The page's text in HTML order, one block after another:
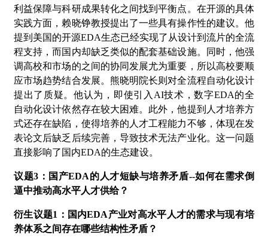
利益保障与科研成果转化之间找到平衡点。在开源的具体
实践方面，赖晓铮教授提出了一些具有操作性的建议。他
提到美国的开源EDA生态已经实现了从设计到流片的全流
程支持，而国内却缺乏类似的配套基础设施。同时，他强
调高校和市场的之间的协同发展尤为重要，所以高校要顺
应市场趋势结合发展。 熊晓明院长则对全流程自动化设计
提出了质疑。他认为，即使引入 AI技术，数字EDA的全
自动化设计依然存在较大困难。此外，他提到人才培养方
式还存在缺陷，使得培养的人才工程能力不够，体现在发
表论文后缺乏后续完善，导致技术无法产业化。这一问题
直接影响了国内EDA的生态建设。
议题3：国产EDA的人才短缺与培养矛盾--如何在需求倒
逼中推动高水平人才供给？
衍生议题1：国内EDA产业对高水平人才的需求与现有培
养体系之间存在哪些结构性矛盾？